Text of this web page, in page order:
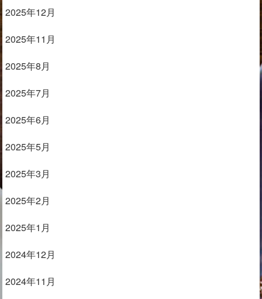
2025年12月
2025年11月
2025年8月
2025年7月
2025年6月
2025年5月
2025年3月
2025年2月
2025年1月
2024年12月
2024年11月